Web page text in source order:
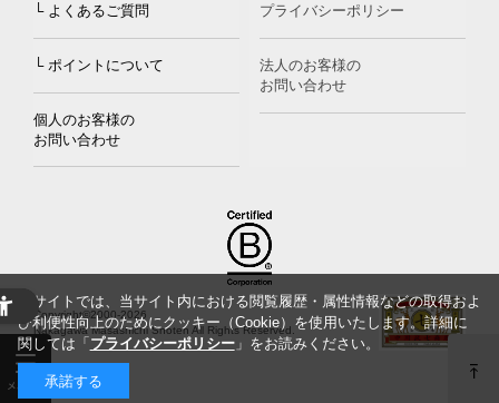
└ よくあるご質問
└ ポイントについて
個人のお客様の
お問い合わせ
プライバシーポリシー
法人のお客様の
お問い合わせ
Copyright©2000-2026
Nakagawa Masashichi Shoten All Rights Reserved.
当サイトでは、当サイト内における閲覧履歴・属性情報などの取得およ
び利便性向上のためにクッキー（Cookie）を使用いたします。詳細に
関しては「 プライバシーポリシー」をお読みください。
承諾する